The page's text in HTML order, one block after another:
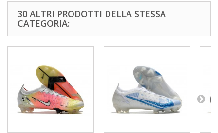
30 ALTRI PRODOTTI DELLA STESSA
CATEGORIA: